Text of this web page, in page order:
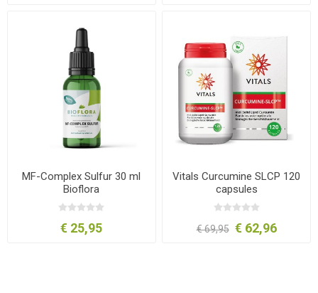
MF-Complex Sulfur 30 ml
Bioflora
€ 25,95
Vitals Curcumine SLCP 120
capsules
€ 69,95 € 62,96